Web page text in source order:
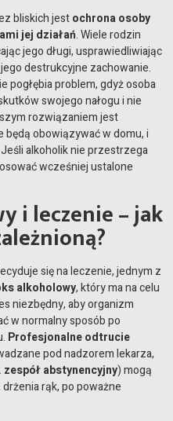
bliskich jestochrona osoby
jej działań. Wiele rodzin
jego długi, usprawiedliwiając
destrukcyjne zachowanie.
pogłębia problem, gdyż osoba
swojego nałogu i nie
rozwiązaniem jest
obowiązywać w domu, i
alkoholik nie przestrzega
wcześniej ustalone
i leczenie – jak
się na leczenie, jednym z
alkoholowy, który ma na celu
niezbędny, aby organizm
w normalny sposób po
Profesjonalne odtrucie
pod nadzorem lekarza,
zespół abstynencyjny) mogą
rąk, po poważne